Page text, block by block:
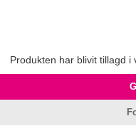
Produkten har blivit tillagd i